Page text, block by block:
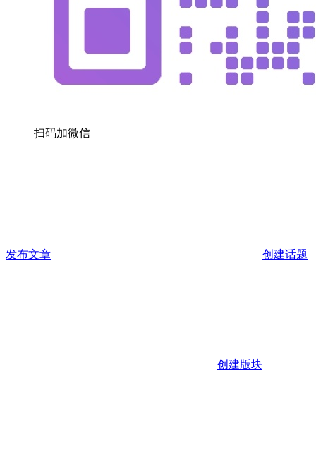
扫码加微信
发布文章 创建话题
创建版块